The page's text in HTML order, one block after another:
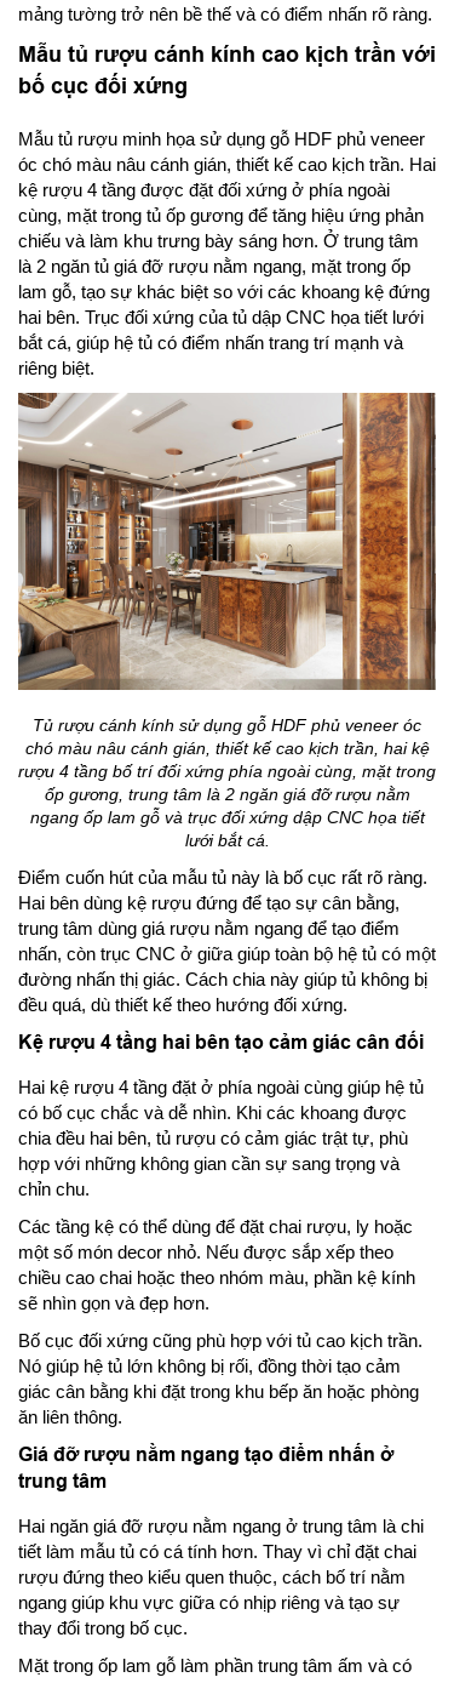
mảng tường trở nên bề thế và có điểm nhấn rõ ràng.
Mẫu tủ rượu cánh kính cao kịch trần với
bố cục đối xứng
Mẫu tủ rượu minh họa sử dụng gỗ HDF phủ veneer
óc chó màu nâu cánh gián, thiết kế cao kịch trần. Hai
kệ rượu 4 tầng được đặt đối xứng ở phía ngoài
cùng, mặt trong tủ ốp gương để tăng hiệu ứng phản
chiếu và làm khu trưng bày sáng hơn. Ở trung tâm
là 2 ngăn tủ giá đỡ rượu nằm ngang, mặt trong ốp
lam gỗ, tạo sự khác biệt so với các khoang kệ đứng
hai bên. Trục đối xứng của tủ dập CNC họa tiết lưới
bắt cá, giúp hệ tủ có điểm nhấn trang trí mạnh và
riêng biệt.
Tủ rượu cánh kính sử dụng gỗ HDF phủ veneer óc
chó màu nâu cánh gián, thiết kế cao kịch trần, hai kệ
rượu 4 tầng bố trí đối xứng phía ngoài cùng, mặt trong
ốp gương, trung tâm là 2 ngăn giá đỡ rượu nằm
ngang ốp lam gỗ và trục đối xứng dập CNC họa tiết
lưới bắt cá.
Điểm cuốn hút của mẫu tủ này là bố cục rất rõ ràng.
Hai bên dùng kệ rượu đứng để tạo sự cân bằng,
trung tâm dùng giá rượu nằm ngang để tạo điểm
nhấn, còn trục CNC ở giữa giúp toàn bộ hệ tủ có một
đường nhấn thị giác. Cách chia này giúp tủ không bị
đều quá, dù thiết kế theo hướng đối xứng.
Kệ rượu 4 tầng hai bên tạo cảm giác cân đối
Hai kệ rượu 4 tầng đặt ở phía ngoài cùng giúp hệ tủ
có bố cục chắc và dễ nhìn. Khi các khoang được
chia đều hai bên, tủ rượu có cảm giác trật tự, phù
hợp với những không gian cần sự sang trọng và
chỉn chu.
Các tầng kệ có thể dùng để đặt chai rượu, ly hoặc
một số món decor nhỏ. Nếu được sắp xếp theo
chiều cao chai hoặc theo nhóm màu, phần kệ kính
sẽ nhìn gọn và đẹp hơn.
Bố cục đối xứng cũng phù hợp với tủ cao kịch trần.
Nó giúp hệ tủ lớn không bị rối, đồng thời tạo cảm
giác cân bằng khi đặt trong khu bếp ăn hoặc phòng
ăn liên thông.
Giá đỡ rượu nằm ngang tạo điểm nhấn ở
trung tâm
Hai ngăn giá đỡ rượu nằm ngang ở trung tâm là chi
tiết làm mẫu tủ có cá tính hơn. Thay vì chỉ đặt chai
rượu đứng theo kiểu quen thuộc, cách bố trí nằm
ngang giúp khu vực giữa có nhịp riêng và tạo sự
thay đổi trong bố cục.
Mặt trong ốp lam gỗ làm phần trung tâm ấm và có